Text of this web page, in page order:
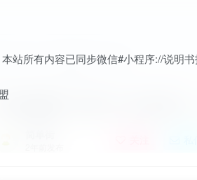
本站所有内容已同步微信#小程序://说明
小学 小学数学 正文
年级数学上册1.81亿有多大